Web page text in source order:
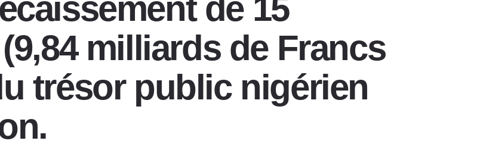
de 15
milliards de Francs
trésor public nigérien